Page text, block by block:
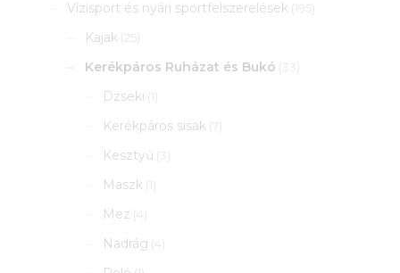
Vízisport és nyári sportfelszerelések (195)
Kajak (25)
Kerékpáros Ruházat és Bukó (33)
Dzseki (1)
Kerékpáros sisak (7)
Kesztyű (3)
Maszk (1)
Mez (4)
Nadrág (4)